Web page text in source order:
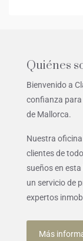
Quiénes
Bienvenido a
confianza para
de Mallorca.
Nuestra
clientes de
sueños en
un servicio de
expertos
Más